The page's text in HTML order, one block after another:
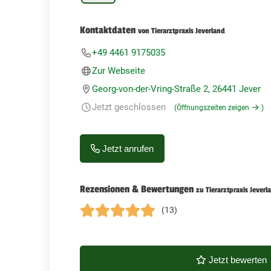
Kontaktdaten von Tierarztpraxis Jeverland
+49 4461 9175035
Zur Webseite
Georg-von-der-Vring-Straße 2, 26441 Jever
Jetzt geschlossen
(Öffnungszeiten zeigen )
Jetzt anrufen
Rezensionen & Bewertungen zu Tierarztpraxis
(13)
Jetzt bewerten